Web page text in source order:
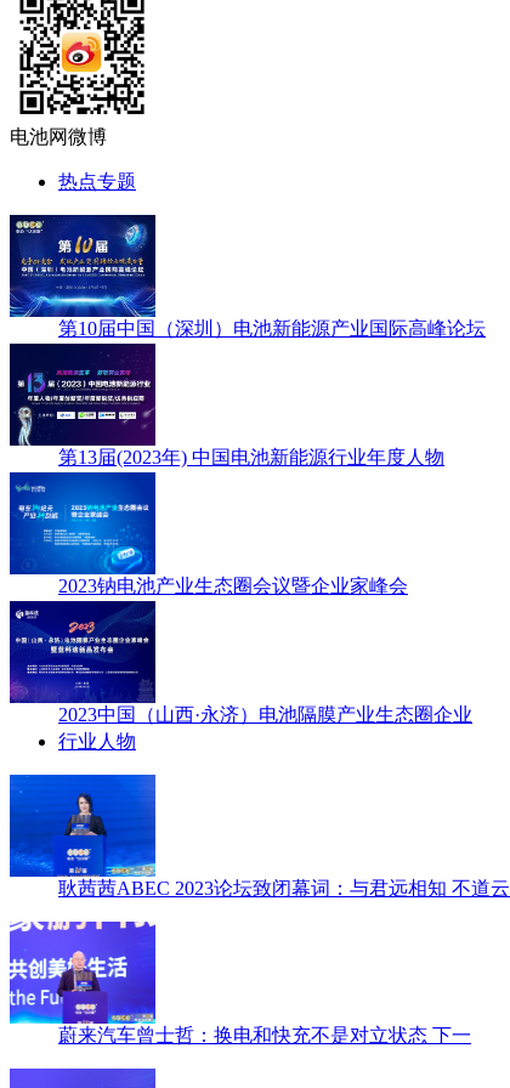
电池网微博
热点专题
第10届中国（深圳）电池新能源产业国际高峰论坛
第13届(2023年) 中国电池新能源行业年度人物
2023钠电池产业生态圈会议暨企业家峰会
2023中国（山西·永济）电池隔膜产业生态圈企业
行业人物
耿茜茜ABEC 2023论坛致闭幕词：与君远相知 不道云
蔚来汽车曾士哲：换电和快充不是对立状态 下一